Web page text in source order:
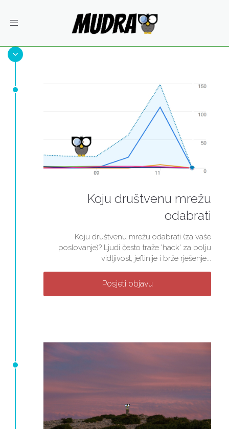
Toggle
Koju društvenu mrežu
odabrati
Koju društvenu mrežu odabrati (za vaše
poslovanje)? Ljudi često traže 'hack' za bolju
vidljivost, jeftinije i brže rješenje...
Posjeti objavu